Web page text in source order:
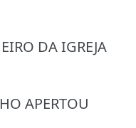
DA IGREJA
APERTOU